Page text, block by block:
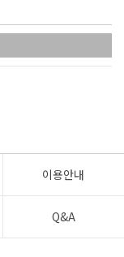
이용안내
Q&A